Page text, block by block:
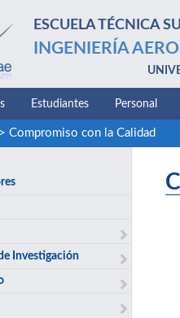
ESCUELA TÉCNICA
INGENIERÍA
Estudiantes Personal
Compromiso con la Calidad
Investigación